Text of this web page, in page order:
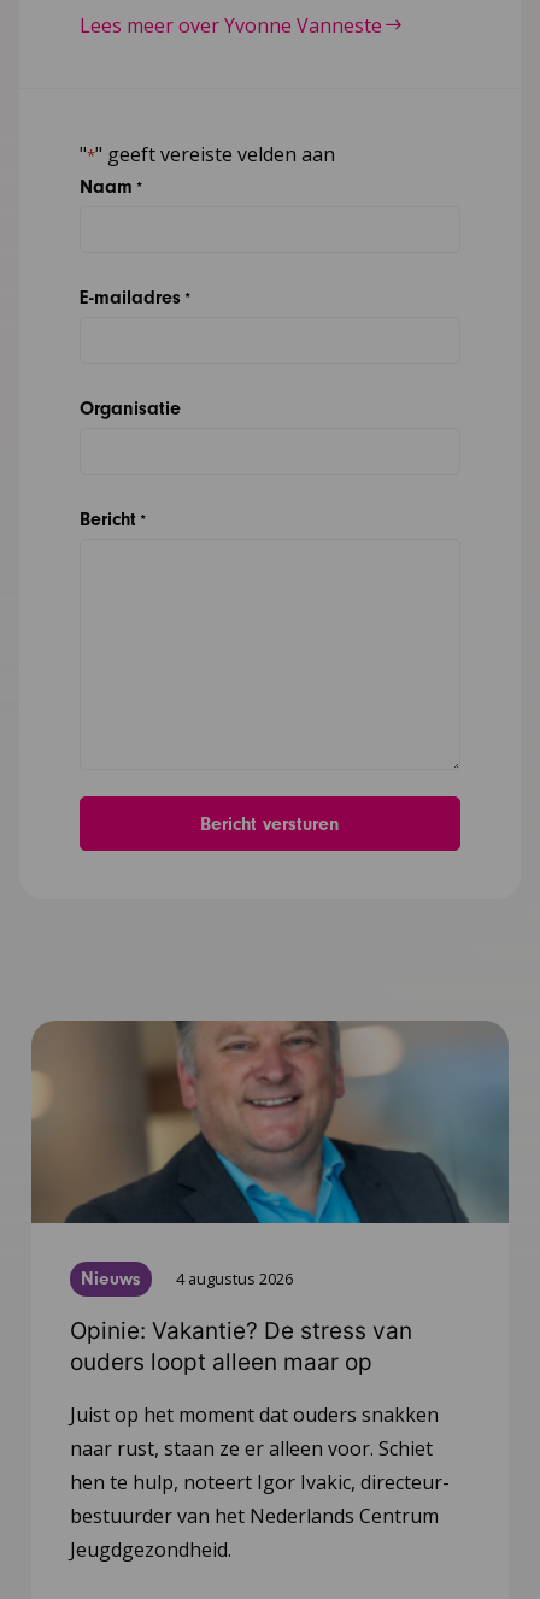
Lees meer over Yvonne Vanneste
"*" geeft vereiste velden aan
Naam *
E-mailadres *
Organisatie
Bericht *
Nieuws 4 augustus 2026
Opinie: Vakantie? De stress van
ouders loopt alleen maar op
Juist op het moment dat ouders snakken
naar rust, staan ze er alleen voor. Schiet
hen te hulp, noteert Igor Ivakic, directeur-
bestuurder van het Nederlands Centrum
Jeugdgezondheid.